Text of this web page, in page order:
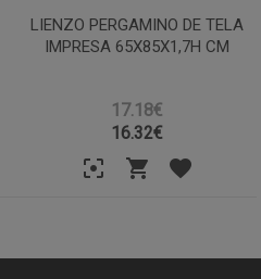
LIENZO PERGAMINO DE TELA
IMPRESA 65X85X1,7H CM
17.18€
16.32€